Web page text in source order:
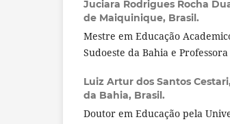
Juciara Rodrigues Rocha
de Maiquinique, Brasil.
Mestre em Educação
Sudoeste da Bahia e
Luiz Artur dos Santos Cestari,
da Bahia, Brasil.
Doutor em Educação pela